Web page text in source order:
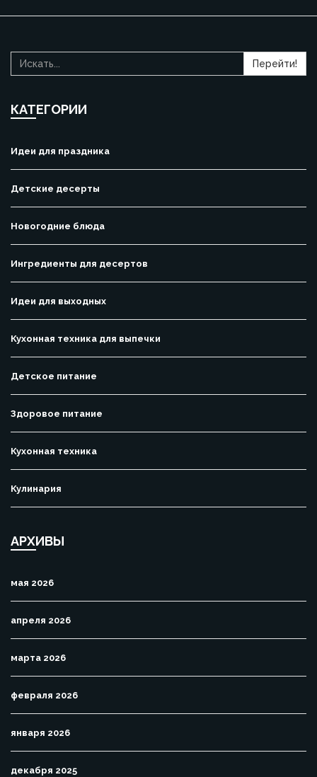
Перейти!
КАТЕГОРИИ
Идеи для праздника
Детские десерты
Новогодние блюда
Ингредиенты для десертов
Идеи для выходных
Кухонная техника для выпечки
Детское питание
Здоровое питание
Кухонная техника
Кулинария
АРХИВЫ
мая 2026
апреля 2026
марта 2026
февраля 2026
января 2026
декабря 2025